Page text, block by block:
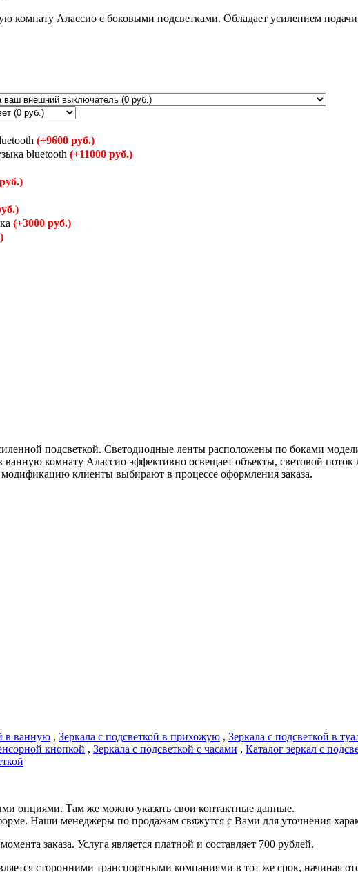
комнату Алассио с боковыми подсветками. Обладает усилением
(+9600 руб.)
bluetooth (+11000 руб.)
(+3000 руб.)
подсветкой. Светодиодные ленты расположены по боками
комнату Алассио эффективно освещает объекты, световой
клиенты выбирают в процессе оформления заказа.
в ванную , Зеркала с подсветкой в прихожую , Зеркала с подсветкой в
кнопкой , Зеркала с подсветкой с часами , Каталог зеркал с
опциями. Там же можно указать свои контактные данные.
Наши менеджеры по продажам свяжутся с Вами для уточнения
заказа. Услуга является платной и составляет 700 рублей.
сторонними транспортными компаниями в тот же срок, начиная